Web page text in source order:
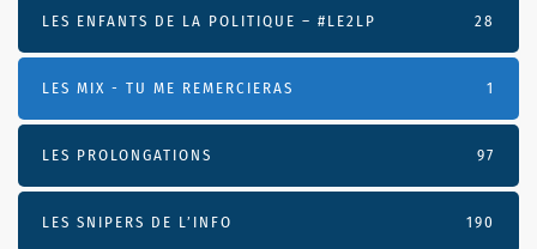
LES ENFANTS DE LA POLITIQUE – #LE2LP 28
LES MIX - TU ME REMERCIERAS 1
LES PROLONGATIONS 97
LES SNIPERS DE L’INFO 190